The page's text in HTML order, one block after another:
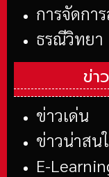
การจัดกา
ธรณีวิทยา
ข่า
ข่าวเด่น
ข่าวน่าสน
E-